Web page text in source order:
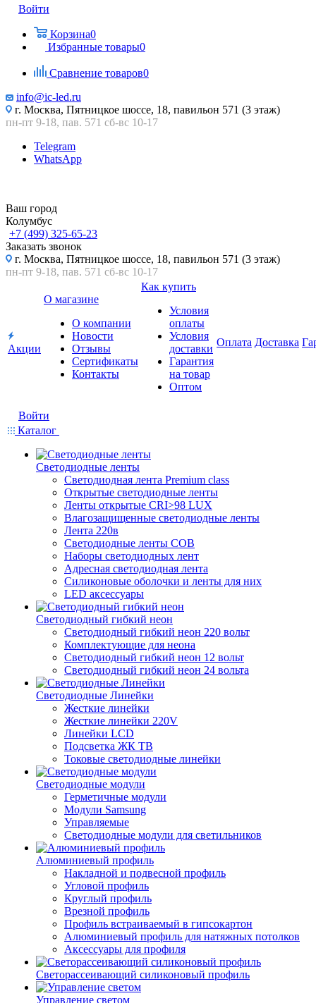
Войти
Корзина0
Избранные товары0
Сравнение товаров0
info@ic-led.ru
г. Москва, Пятницкое шоссе, 18, павильон 571 (3 этаж)
пн-пт 9-18, пав. 571 сб-вс 10-17
Telegram
WhatsApp
Ваш город
Колумбус
+7 (499) 325-65-23
Заказать звонок
г. Москва, Пятницкое шоссе, 18, павильон 571 (3 этаж)
пн-пт 9-18, пав. 571 сб-вс 10-17
Акции
О магазине
О компании
Новости
Отзывы
Сертификаты
Контакты
Как купить
Условия
оплаты
Условия
доставки
Гарантия
на товар
Оптом
Оплата Доставка
Войти
Каталог
Светодиодные ленты
Светодиодная лента Premium class
Открытые светодиодные ленты
Ленты открытые CRI>98 LUX
Влагозащищенные светодиодные ленты
Лента 220в
Светодиодные ленты COB
Наборы светодиодных лент
Адресная светодиодная лента
Силиконовые оболочки и ленты для них
LED аксессуары
Светодиодный гибкий неон
Светодиодный гибкий неон 220 вольт
Комплектующие для неона
Светодиодный гибкий неон 12 вольт
Светодиодный гибкий неон 24 вольта
Светодиодные Линейки
Жесткие линейки
Жесткие линейки 220V
Линейки LCD
Подсветка ЖК ТВ
Токовые светодиодные линейки
Светодиодные модули
Герметичные модули
Модули Samsung
Управляемые
Светодиодные модули для светильников
Алюминиевый профиль
Накладной и подвесной профиль
Угловой профиль
Круглый профиль
Врезной профиль
Профиль встраиваемый в гипсокартон
Алюминиевый профиль для натяжных потолков
Аксессуары для профиля
Светорассеивающий силиконовый профиль
Управление светом